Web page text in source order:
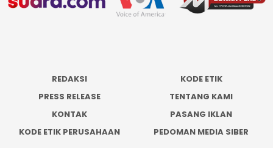
REDAKSI
KODE ETIK
PRESS RELEASE
TENTANG KAMI
KONTAK
PASANG IKLAN
KODE ETIK PERUSAHAAN
PEDOMAN MEDIA SIBER